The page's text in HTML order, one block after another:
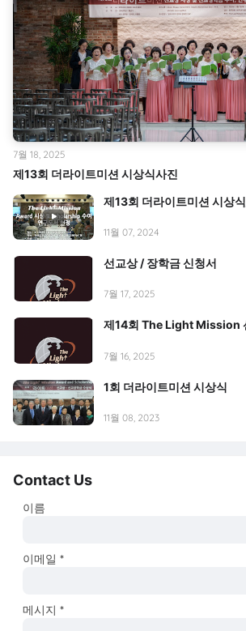
제13회 더라이트미션 시상식사진
7월 18, 2025
제13회 더라이트미션 시상
11월 07, 2024
선교상 / 장학금 신청서
7월 17, 2025
제14회 The Light Mission
7월 16, 2025
1회 더라이트미션 시상식
11월 08, 2023
Contact Us
이름
이메일*
메시지*